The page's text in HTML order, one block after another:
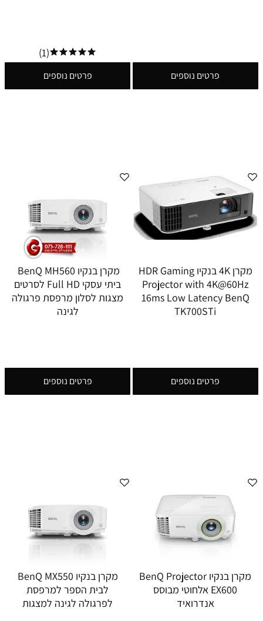
פרטים נוספים
(1)
פרטים נוספים
מקרן 4K בנקיו HDR Gaming
Projector with 4K@60Hz
16ms Low Latency BenQ
TK700STi
פרטים נוספים
ביתי עסקי Full HD לסרטים
מצגות לסלון מרפסת פרגולה
לגינה
פרטים נוספים
מקרן בנקיו BenQ Projector
EX600 אלחוטי מבוסס
אנדרואיד
מקרן בנקיו BenQ MX550
לבית הספר למרפסת
לפרגולה לגינה למצגות